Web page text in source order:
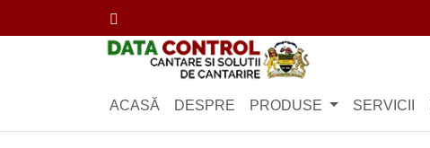
ACASĂ DESPRE PRODUSE SERVICII